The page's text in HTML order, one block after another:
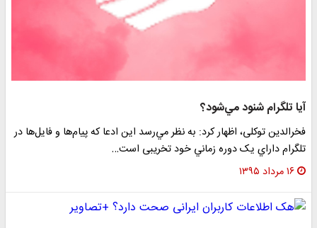
آيا تلگرام شنود مي‌شود؟
فخرالدین توکلی، اظهار کرد: به نظر مي‌رسد اين ادعا که پيام‌ها و فايل‌ها در
تلگرام داراي يک دوره زماني خود تخریبی است…
۱۶ مرداد ۱۳۹۵